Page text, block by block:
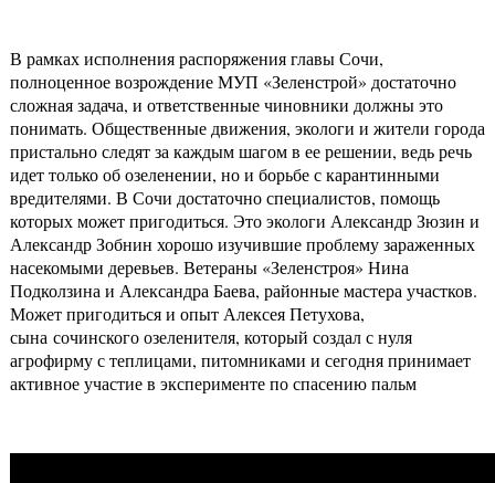
В рамках исполнения распоряжения главы Сочи,
полноценное возрождение МУП «Зеленстрой» достаточно
сложная задача, и ответственные чиновники должны это
понимать. Общественные движения, экологи и жители города
пристально следят за каждым шагом в ее решении, ведь речь
идет только об озеленении, но и борьбе с карантинными
вредителями. В Сочи достаточно специалистов, помощь
которых может пригодиться. Это экологи Александр Зюзин и
Александр Зобнин хорошо изучившие проблему зараженных
насекомыми деревьев. Ветераны «Зеленстроя» Нина
Подколзина и Александра Баева, районные мастера участков.
Может пригодиться и опыт Алексея Петухова,
сына сочинского озеленителя, который создал с нуля
агрофирму с теплицами, питомниками и сегодня принимает
активное участие в эксперименте по спасению пальм